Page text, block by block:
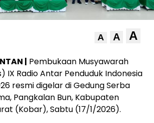
A A A
| Pembukaan Musyawarah
IX Radio Antar Penduduk Indonesia
resmi digelar di Gedung Serba
Pangkalan Bun, Kabupaten
(Kobar), Sabtu (17/1/2026).